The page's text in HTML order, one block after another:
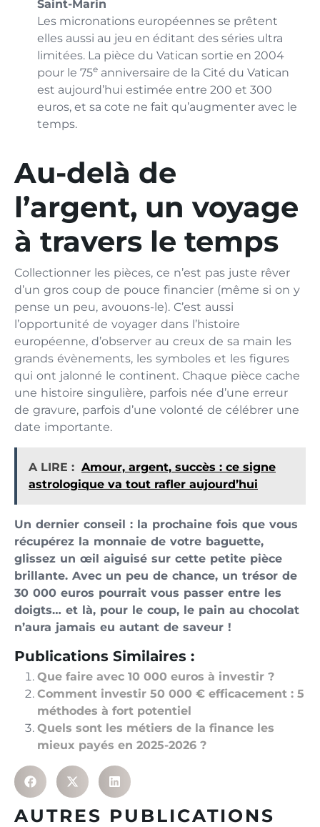
Saint-Marin
Les micronations européennes se prêtent
elles aussi au jeu en éditant des séries ultra
limitées. La pièce du Vatican sortie en 2004
pour le 75e anniversaire de la Cité du Vatican
est aujourd’hui estimée entre 200 et 300
euros, et sa cote ne fait qu’augmenter avec le
temps.
Au-delà de
l’argent, un voyage
à travers le temps
Collectionner les pièces, ce n’est pas juste rêver
d’un gros coup de pouce financier (même si on y
pense un peu, avouons-le). C’est aussi
l’opportunité de voyager dans l’histoire
européenne, d’observer au creux de sa main les
grands évènements, les symboles et les figures
qui ont jalonné le continent. Chaque pièce cache
une histoire singulière, parfois née d’une erreur
de gravure, parfois d’une volonté de célébrer une
date importante.
A LIRE : Amour, argent, succès : ce signe
astrologique va tout rafler aujourd’hui
Un dernier conseil : la prochaine fois que vous
récupérez la monnaie de votre baguette,
glissez un œil aiguisé sur cette petite pièce
brillante. Avec un peu de chance, un trésor de
30 000 euros pourrait vous passer entre les
doigts… et là, pour le coup, le pain au chocolat
n’aura jamais eu autant de saveur !
Publications Similaires :
Que faire avec 10 000 euros à investir ?
Comment investir 50 000 € efficacement : 5
méthodes à fort potentiel
Quels sont les métiers de la finance les
mieux payés en 2025-2026 ?
AUTRES PUBLICATIONS